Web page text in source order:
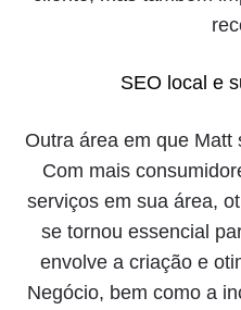
SEO local e
Outra área em que Matt
Com mais
serviços em sua área,
se tornou essencial
envolve a criação e
Negócio, bem como a